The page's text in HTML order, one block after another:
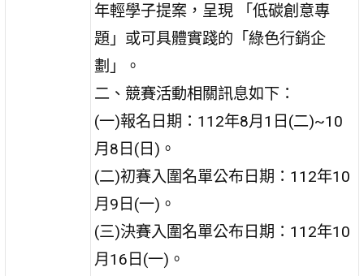
年輕學子提案，呈現 「低碳創意專
題」或可具體實踐的「綠色行銷企
劃」。
二、競賽活動相關訊息如下：
(一)報名日期：112年8月1日(二)~10
月8日(日)。
(二)初賽入圍名單公布日期：112年10
月9日(一)。
(三)決賽入圍名單公布日期：112年10
月16日(一)。